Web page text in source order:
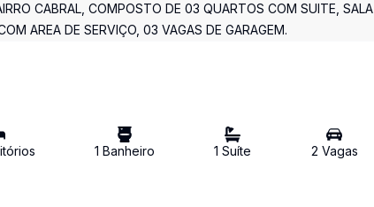
CABRAL, COMPOSTO DE 03 QUARTOS COM SUITE, SALA
AREA DE SERVIÇO, 03 VAGAS DE GARAGEM.
s 1 Banheiro 1 Suíte 2 Vagas